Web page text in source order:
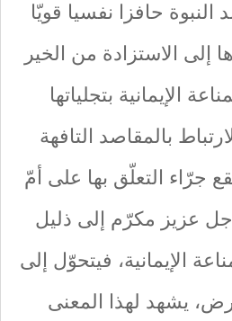
النبوة حافزا نفسيا قويّا
إلى الاستزادة من الخير
الإيمانية بتجلياتها
بالمقاصد التافهة
جرّاء التعلّق بها على أمّ
عزيز مكرّم إلى ذليل
الإيمانية، فيتحوّل إلى
يشهد لهذا المعنى